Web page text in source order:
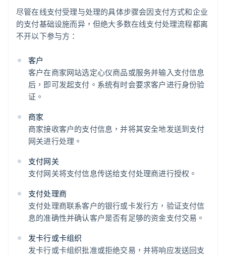
尽管在线支付受理与处理的具体步骤会因支付方式和企业
的支付基础设施而异，但绝大多数在线支付处理流程都离
不开以下参与方：
客户
客户在商家网站选定心仪商品或服务并输入支付信息
后，即可发起支付。系统有时会要求客户进行身份验
证。
商家
商家接收客户的支付信息，并将其安全地发送到支付
网关进行处理。
支付网关
支付网关将支付信息传送给支付处理商进行授权。
支付处理商
支付处理商联系客户的银行或卡发行方，验证支付信
息的准确性并确认客户是否有足够的资金支付交易。
发卡行或卡组织
发卡行或卡组织批准或拒绝交易，并将响应发送回支